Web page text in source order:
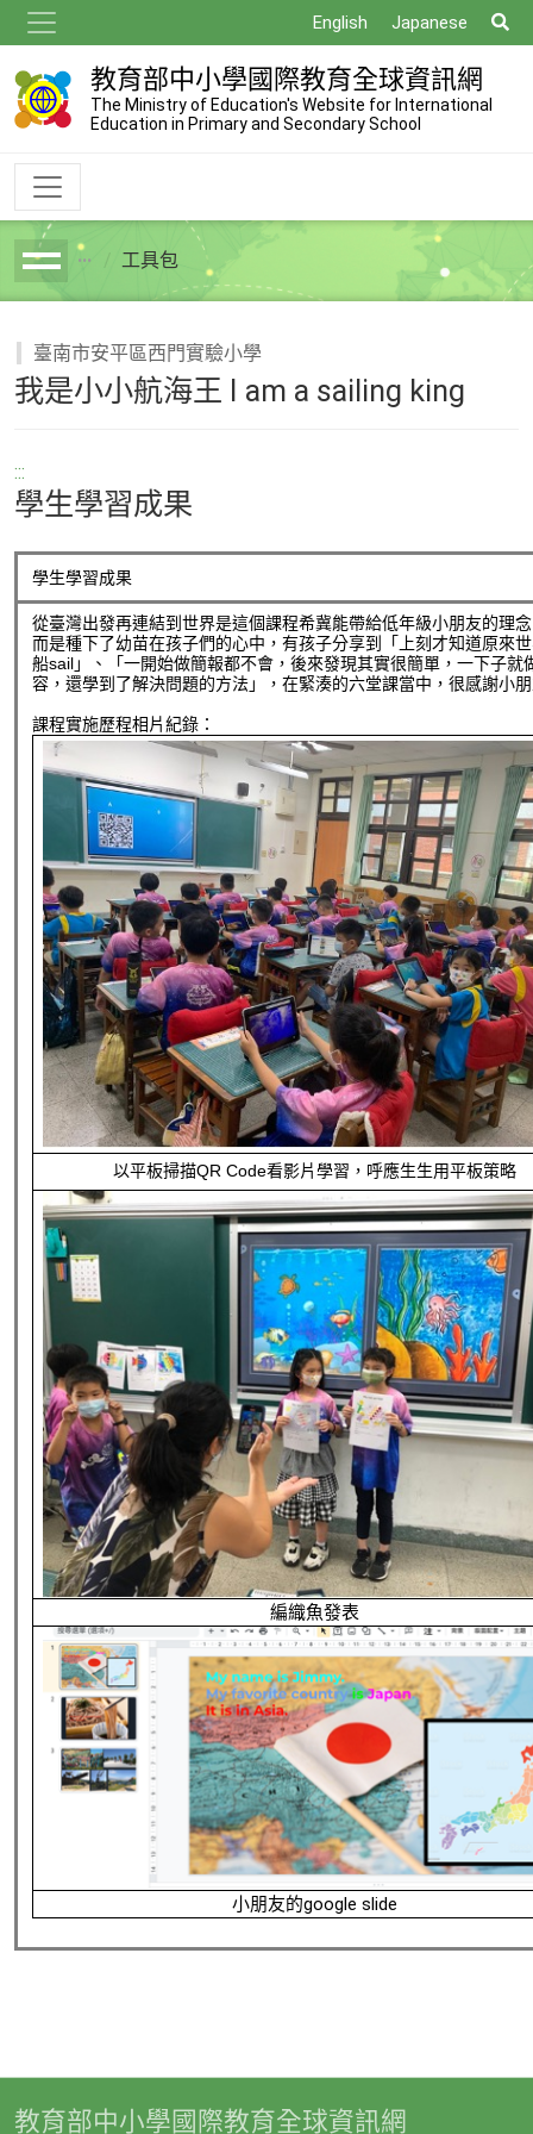
到
主
要
內
English Japanese
尋
教育部中小學國際教育全球資訊網
The Ministry of Education's Website for International
Education in Primary and Secondary School
breadcrumb工具包
臺南市安平區西門實驗小學
我是小小航海王 I am a sailing king
:::
學生學習成果
學生學習成果
從臺灣出發再連結到世界是這個課程希冀能帶給低年級小朋友的理
而是種下了幼苗在孩子們的心中，有孩子分享到「上刻才知道原來
船sail」、「一開始做簡報都不會，後來發現其實很簡單，一下子
容，還學到了解決問題的方法」，在緊湊的六堂課當中，很感謝小
課程實施歷程相片紀錄：
以平板掃描QR Code看影片學習，呼應生生用平板策略
編織魚發表
小朋友的google slide
教育部中小學國際教育全球資訊網